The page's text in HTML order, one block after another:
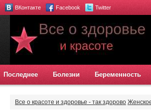
ВКонтакте Facebook Twitter
Последнее Болезни Беременность
Все о красоте и здоровье - так здорово